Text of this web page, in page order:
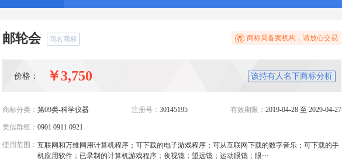
邮轮会 同名商标 商标局备案机构，请放心交易
价格： ￥3,750 该持有人名下商标分析
商标分类： 第09类-科学仪器 注册号： 30145195 有效期限： 2019-04-28 至 2029-04-27
类似群组： 0901 0911 0921
使用范围： 互联网和万维网用计算机程序；可下载的电子游戏程序；可从互联网下载的数字音乐；可下载的手
机应用软件；已录制的计算机游戏程序；夜视镜；望远镜；运动眼镜；眼···